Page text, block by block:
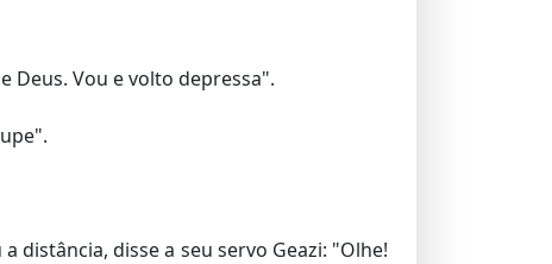
Deus. Vou e volto depressa".
distância, disse a seu servo Geazi: "Olhe!